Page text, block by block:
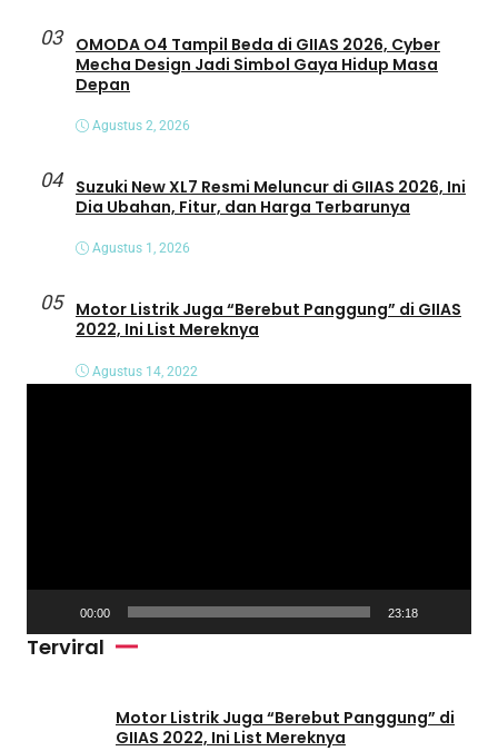
03
OMODA O4 Tampil Beda di GIIAS 2026, Cyber
Mecha Design Jadi Simbol Gaya Hidup Masa
Depan
Agustus 2, 2026
04
Suzuki New XL7 Resmi Meluncur di GIIAS 2026, Ini
Dia Ubahan, Fitur, dan Harga Terbarunya
Agustus 1, 2026
05
Motor Listrik Juga “Berebut Panggung” di GIIAS
2022, Ini List Mereknya
Agustus 14, 2022
d
00:00 23:18
Terviral
Motor Listrik Juga “Berebut Panggung” di
GIIAS 2022, Ini List Mereknya